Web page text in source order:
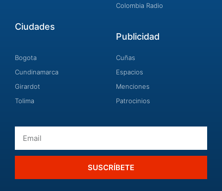
Colombia Radio
Ciudades
Bogota
Cundinamarca
Girardot
Tolima
Publicidad
Cuñas
Espacios
Menciones
Patrocinios
SUSCRÍBETE